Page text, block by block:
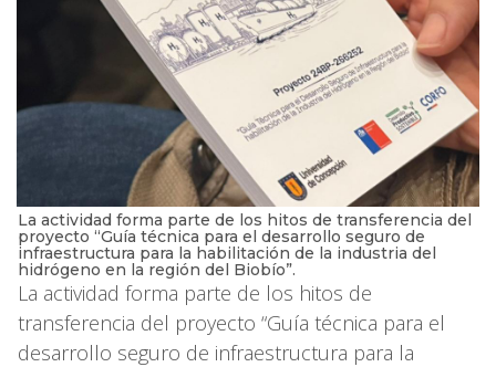
La actividad forma parte de los hitos de transferencia del
proyecto “Guía técnica para el desarrollo seguro de
infraestructura para la habilitación de la industria del
hidrógeno en la región del Biobío”.
La actividad forma parte de los hitos de
transferencia del proyecto “Guía técnica para el
desarrollo seguro de infraestructura para la